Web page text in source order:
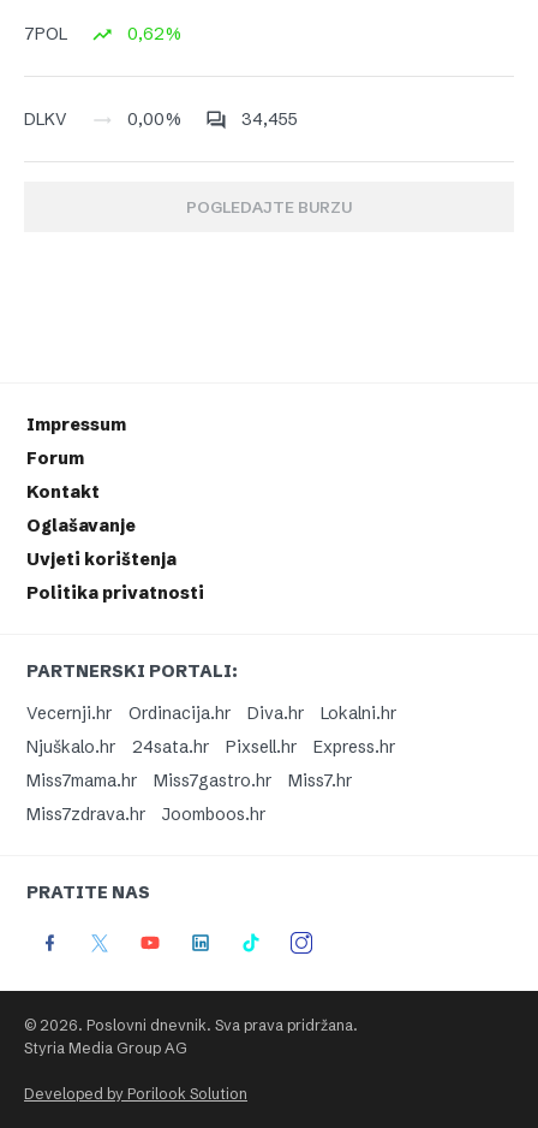
7POL 0,62%
DLKV 0,00% 34,455
POGLEDAJTE BURZU
Impressum
Forum
Kontakt
Oglašavanje
Uvjeti korištenja
Politika privatnosti
PARTNERSKI PORTALI:
Vecernji.hr
Ordinacija.hr Diva.hr
Lokalni.hr
Njuškalo.hr
24sata.hr Pixsell.hr
Express.hr
Miss7mama.hr
Miss7gastro.hr
Miss7.hr
Miss7zdrava.hr
Joomboos.hr
PRATITE NAS
© 2026. Poslovni dnevnik. Sva prava pridržana.
Styria Media Group AG
Developed by Porilook Solution